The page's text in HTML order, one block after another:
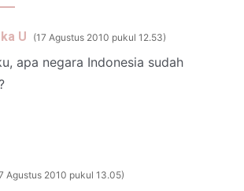
U 17 Agustus 2010 pukul 12.53
apa negara Indonesia sudah
Agustus 2010 pukul 13.05